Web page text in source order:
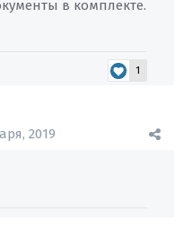
в комплекте.
1
2019